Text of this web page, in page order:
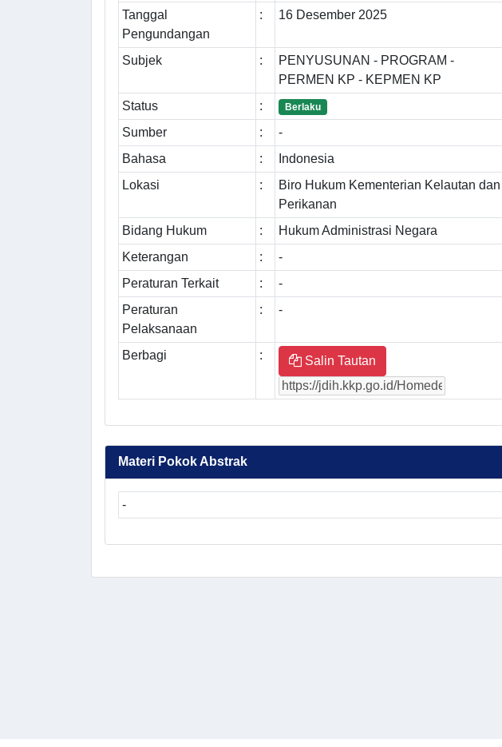
Tanggal
Pengundangan
: 16 Desember 2025
Subjek :
PENYUSUNAN - PROGRAM -
PERMEN KP - KEPMEN KP
Status
: Berlaku
Sumber :
-
Bahasa
:
Indonesia
Lokasi
:
Biro Hukum Kementerian Kelautan dan
Perikanan
Bidang Hukum
:
Hukum Administrasi Negara
Keterangan
:
-
Peraturan Terkait
:
-
Peraturan
Pelaksanaan
: -
Berbagi : Salin Tautan
Materi Pokok Abstrak
-